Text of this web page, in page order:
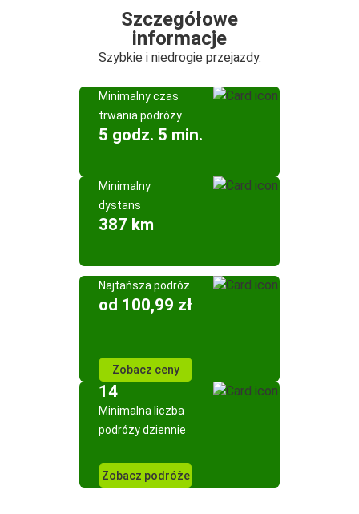
Szczegółowe
informacje
Szybkie i niedrogie przejazdy.
Minimalny czas
trwania podróży
5 godz. 5 min.
Minimalny
dystans
387 km
Najtańsza podróż
od 100,99 zł
Zobacz ceny
14
Minimalna liczba
podróży dziennie
Zobacz podróże